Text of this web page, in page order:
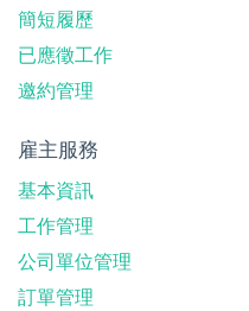
簡短履歷
已應徵工作
邀約管理
雇主服務
基本資訊
工作管理
公司單位管理
訂單管理